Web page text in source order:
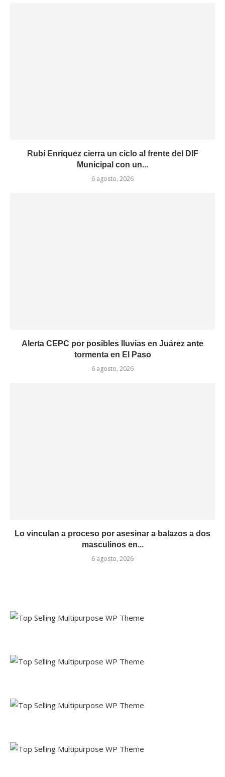
Rubí Enríquez cierra un ciclo al frente del DIF
Municipal con un...
6 agosto, 2026
Alerta CEPC por posibles lluvias en Juárez ante
tormenta en El Paso
6 agosto, 2026
Lo vinculan a proceso por asesinar a balazos a dos
masculinos en...
6 agosto, 2026